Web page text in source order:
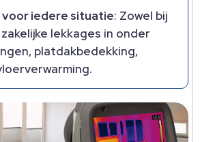
voor iedere situatie: Zowel bij
lekkages in onder
platdakbedekking,